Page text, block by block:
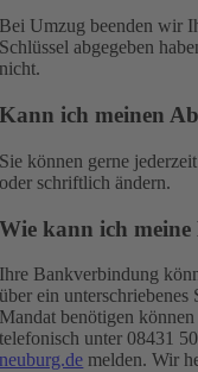
Bei Umzug beenden wir
Schlüssel abgegeben
nicht.
Kann ich meinen
Sie können gerne
oder schriftlich ändern.
Wie kann ich
Ihre Bankverbindung
über ein
Mandat benötigen
telefonisch unter 08431
neuburg.de melden. Wir